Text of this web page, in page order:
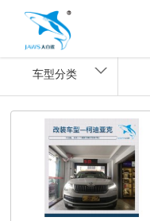
车型分类